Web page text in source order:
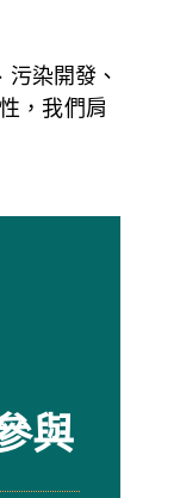
染開發、
，我們肩
與